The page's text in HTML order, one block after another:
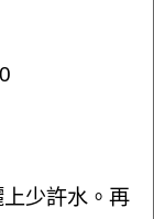
少許水。再